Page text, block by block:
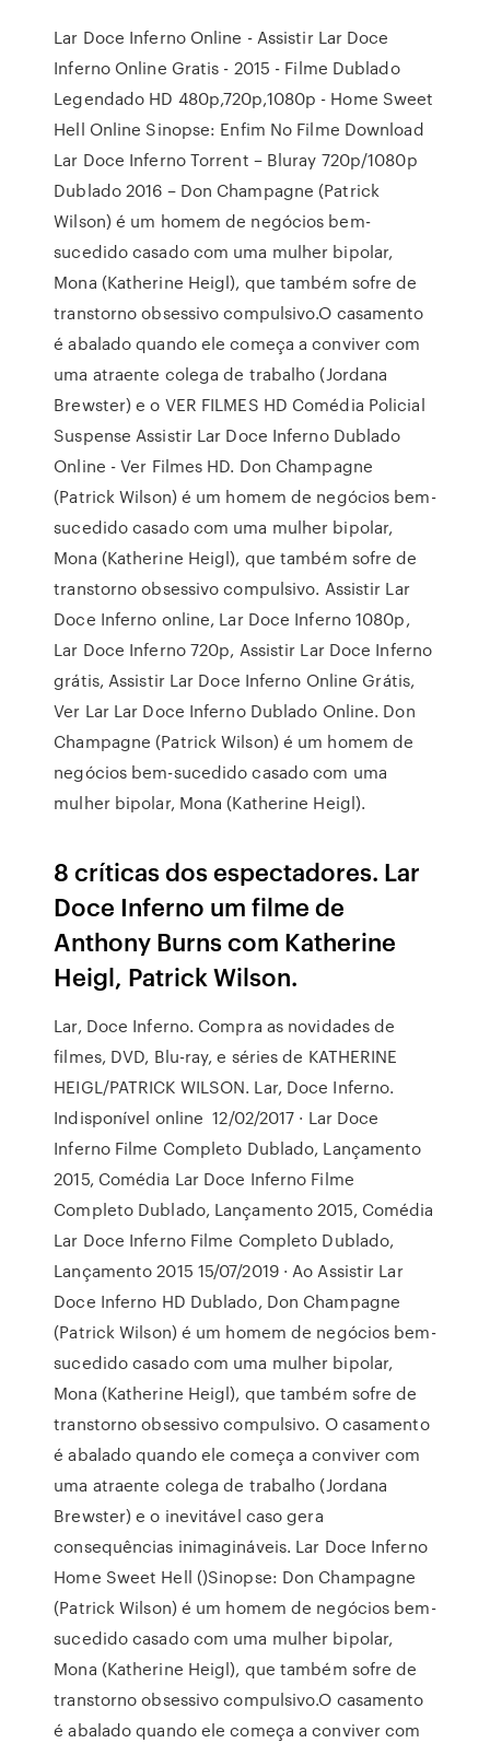
Lar Doce Inferno Online - Assistir Lar Doce
Inferno Online Gratis - 2015 - Filme Dublado
Legendado HD 480p,720p,1080p - Home Sweet
Hell Online Sinopse: Enfim No Filme Download
Lar Doce Inferno Torrent – Bluray 720p/1080p
Dublado 2016 – Don Champagne (Patrick
Wilson) é um homem de negócios bem-
sucedido casado com uma mulher bipolar,
Mona (Katherine Heigl), que também sofre de
transtorno obsessivo compulsivo.O casamento
é abalado quando ele começa a conviver com
uma atraente colega de trabalho (Jordana
Brewster) e o VER FILMES HD Comédia Policial
Suspense Assistir Lar Doce Inferno Dublado
Online - Ver Filmes HD. Don Champagne
(Patrick Wilson) é um homem de negócios bem-
sucedido casado com uma mulher bipolar,
Mona (Katherine Heigl), que também sofre de
transtorno obsessivo compulsivo. Assistir Lar
Doce Inferno online, Lar Doce Inferno 1080p,
Lar Doce Inferno 720p, Assistir Lar Doce Inferno
grátis, Assistir Lar Doce Inferno Online Grátis,
Ver Lar Lar Doce Inferno Dublado Online. Don
Champagne (Patrick Wilson) é um homem de
negócios bem-sucedido casado com uma
mulher bipolar, Mona (Katherine Heigl).
8 críticas dos espectadores. Lar
Doce Inferno um filme de
Anthony Burns com Katherine
Heigl, Patrick Wilson.
Lar, Doce Inferno. Compra as novidades de
filmes, DVD, Blu-ray, e séries de KATHERINE
HEIGL/PATRICK WILSON. Lar, Doce Inferno.
Indisponível online 12/02/2017 · Lar Doce
Inferno Filme Completo Dublado, Lançamento
2015, Comédia Lar Doce Inferno Filme
Completo Dublado, Lançamento 2015, Comédia
Lar Doce Inferno Filme Completo Dublado,
Lançamento 2015 15/07/2019 · Ao Assistir Lar
Doce Inferno HD Dublado, Don Champagne
(Patrick Wilson) é um homem de negócios bem-
sucedido casado com uma mulher bipolar,
Mona (Katherine Heigl), que também sofre de
transtorno obsessivo compulsivo. O casamento
é abalado quando ele começa a conviver com
uma atraente colega de trabalho (Jordana
Brewster) e o inevitável caso gera
consequências inimagináveis. Lar Doce Inferno
Home Sweet Hell ()Sinopse: Don Champagne
(Patrick Wilson) é um homem de negócios bem-
sucedido casado com uma mulher bipolar,
Mona (Katherine Heigl), que também sofre de
transtorno obsessivo compulsivo.O casamento
é abalado quando ele começa a conviver com